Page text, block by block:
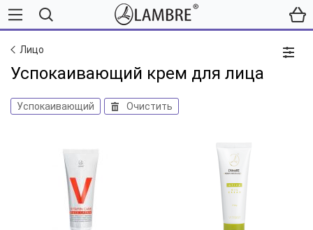
Лицо
Успокаивающий крем для лица
Успокаивающий Очистить